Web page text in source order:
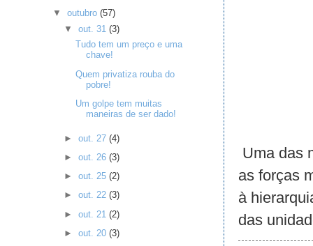
Uma das
as forças
à
das
▼outubro(57)
▼ out. 31 (3)
Tudo tem um preço e uma
chave!
Quem privatiza rouba do
pobre!
Um golpe tem muitas
maneiras de ser dado!
► out. 27 (4)
► out. 26 (3)
► out. 25 (2)
► out. 22 (3)
► out. 21 (2)
► out. 20 (3)